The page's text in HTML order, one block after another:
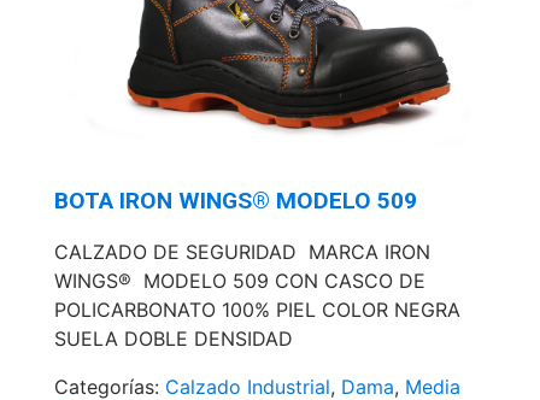
BOTA IRON WINGS® MODELO 509
CALZADO DE SEGURIDAD MARCA IRON
WINGS® MODELO 509 CON CASCO DE
POLICARBONATO 100% PIEL COLOR NEGRA
SUELA DOBLE DENSIDAD
Categorías: Calzado Industrial, Dama, Media